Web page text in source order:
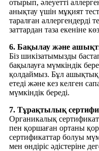
отырып, әлеуетті
анықтау үшін мұқият
таралған
заттардан таза екеніне
6. Бақылау және
Біз шикізатымызды
бақылауға мүмкіндік
қолдаймыз. Бұл ашықтық
етеді және кез келген
мүмкіндік береді.
7. Тұрақтылық
Органикалық
пен қоршаған ортаны
сертификаттар болуы
мен өндіріс әдістеріне